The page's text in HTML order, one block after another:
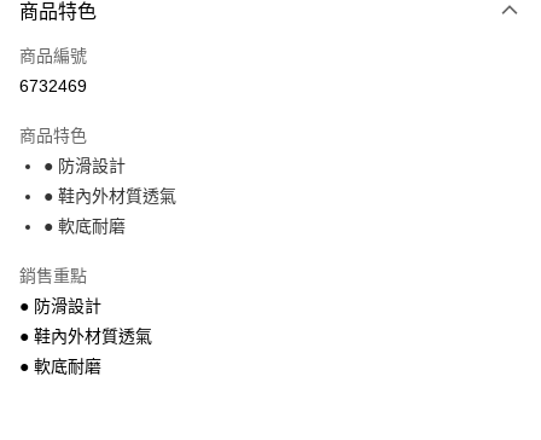
信用卡一次付款
超商取貨付款
街口支付
悠遊付
運送方式
全家付款取貨
每筆NT$68，滿NT$699(含以上)免運費
7-11付款取貨
商品特色
商品編號
6732469
商品特色
● 防滑設計
● 鞋內外材質透氣
● 軟底耐磨
銷售重點
● 防滑設計
● 鞋內外材質透氣
● 軟底耐磨